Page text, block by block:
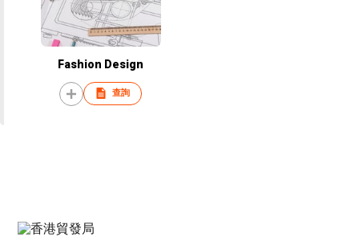
Fashion Design
查詢